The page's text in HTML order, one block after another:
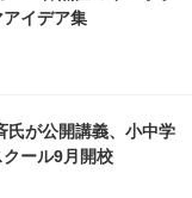
イデア集
氏が公開講義、小中学
ール9月開校